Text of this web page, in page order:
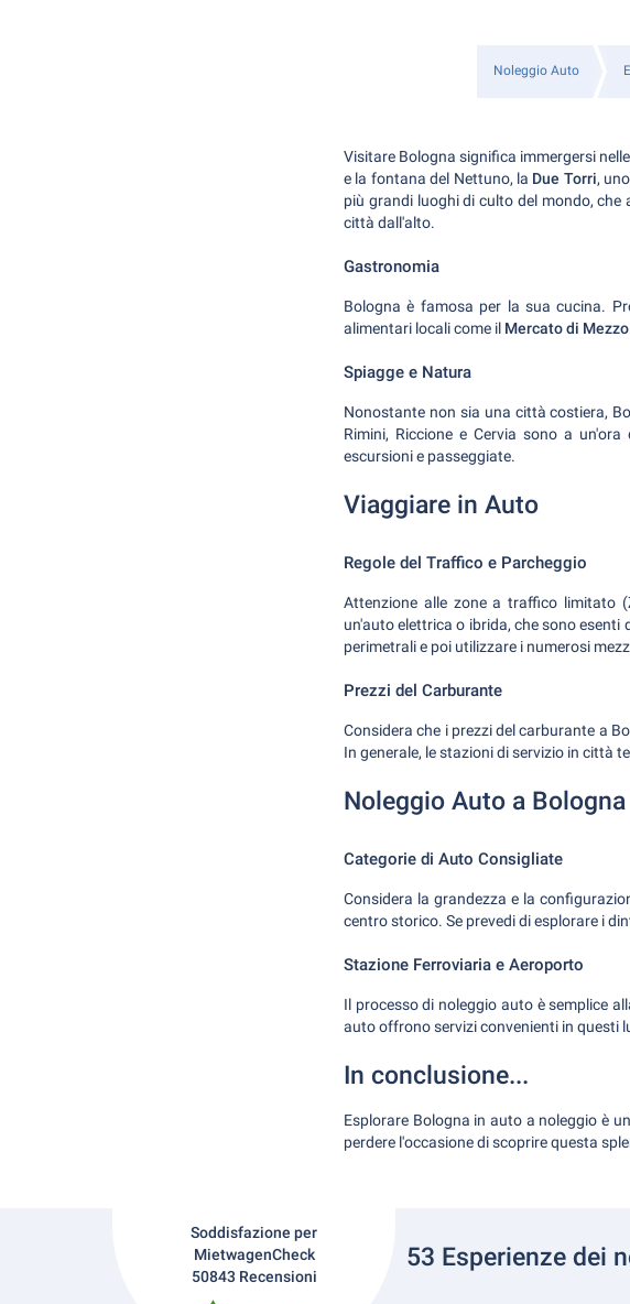
Noleggio Auto
Visitare Bologna significa immergersi
e la fontana del Nettuno, la Due Torri,
più grandi luoghi di culto del mondo,
città dall'alto.
Gastronomia
Bologna è famosa per la sua cucina.
alimentari locali come il Mercato di Mezzo
Spiagge e Natura
Nonostante non sia una città costiera,
Rimini, Riccione e Cervia sono a
escursioni e passeggiate.
Viaggiare in Auto
Regole del Traffico e Parcheggio
Attenzione alle zone a traffico limitato
un'auto elettrica o ibrida, che sono
perimetrali e poi utilizzare i numerosi
Prezzi del Carburante
Considera che i prezzi del carburante a
In generale, le stazioni di servizio in città
Noleggio Auto a Bologna
Categorie di Auto Consigliate
Considera la grandezza e la
centro storico. Se prevedi di esplorare i
Stazione Ferroviaria e Aeroporto
Il processo di noleggio auto è semplice
auto offrono servizi convenienti in questi
In conclusione...
Esplorare Bologna in auto a noleggio è
perdere l'occasione di scoprire questa
Soddisfazione per
MietwagenCheck
50843 Recensioni
53 Esperienze dei